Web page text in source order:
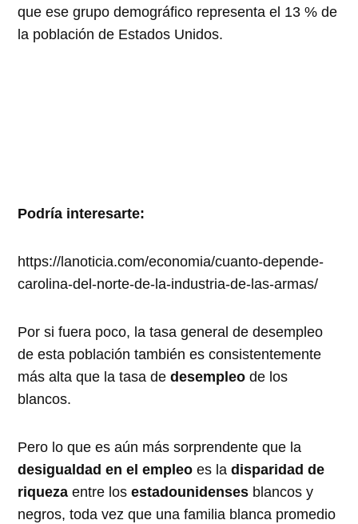
que ese grupo demográfico representa el 13 % de
la población de Estados Unidos.
Podría interesarte:
https://lanoticia.com/economia/cuanto-depende-
carolina-del-norte-de-la-industria-de-las-armas/
Por si fuera poco, la tasa general de desempleo
de esta población también es consistentemente
más alta que la tasa dedesempleode los
blancos.
Pero lo que es aún más sorprendente que la
desigualdad en el empleo es ladisparidad de
riqueza entre losestadounidenses blancos y
negros, toda vez que una familia blanca promedio